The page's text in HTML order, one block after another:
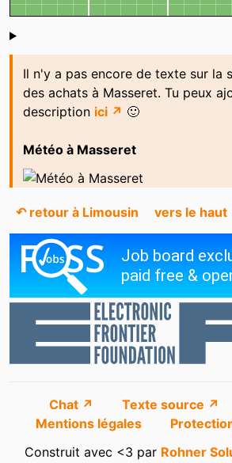
Shoutbox
Il n'y a pas encore de texte sur la
des achats à Masseret. Tu peux
description ici ↗ 🙂
Météo à Masseret
↶ retour à Limousin vers le haut
Chat ↗ Texte source ↗
Mentions légales
Construit avec <3 par Rohner